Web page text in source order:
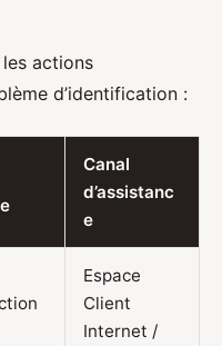
actions
d’identification :
Canal
d’assistanc
e
Espace
Client
Internet /